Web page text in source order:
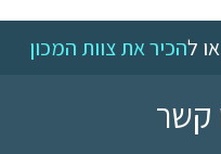
או להכיר את צוות המכון
קשר